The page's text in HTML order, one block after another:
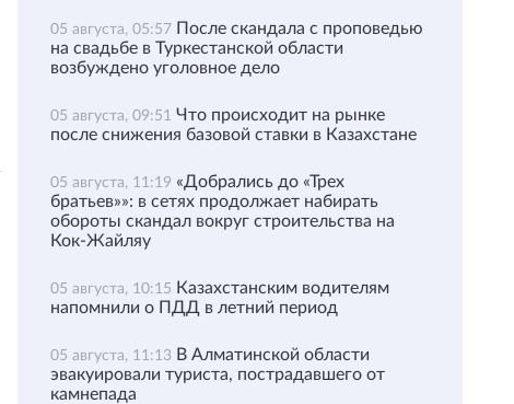
05 августа, 05:57 После скандала с проповедью
на свадьбе в Туркестанской области
возбуждено уголовное дело
05 августа, 09:51 Что происходит на рынке
после снижения базовой ставки в Казахстане
05 августа, 11:19 «Добрались до «Трех
братьев»»: в сетях продолжает набирать
обороты скандал вокруг строительства на
Кок-Жайляу
05 августа, 10:15 Казахстанским водителям
напомнили о ПДД в летний период
05 августа, 11:13 В Алматинской области
эвакуировали туриста, пострадавшего от
камнепада